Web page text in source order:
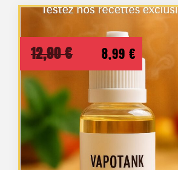
12,90€
Le
prix
initial
était :
12,90 €.
8,99 € Le
prix
actuel
est :
8,99 €.